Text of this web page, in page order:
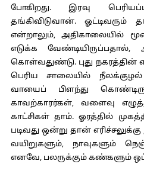
போகிறது. இரவு
தங்கிவிடுவான். ஓட்டிவரும்
என்றாலும், அதிகாலையில்
எடுக்க
கொள்வதுண்டு. புது நகரத்தின்
பெரிய சாலையில்
வாயைப் பிளந்து
காவற்காரர்கள், வளைவு
காட்சிகள் தாம். ஓரத்தில்
படிவது ஒன்று தான்
வயிறுகளும், நாவுகளும்
எனவே, பலருக்கும் கண்களும்